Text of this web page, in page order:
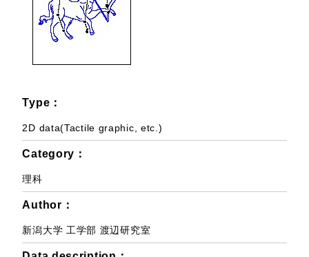
Type：
2D data(Tactile graphic, etc.)
Category：
理科
Author：
新潟大学 工学部 渡辺研究室